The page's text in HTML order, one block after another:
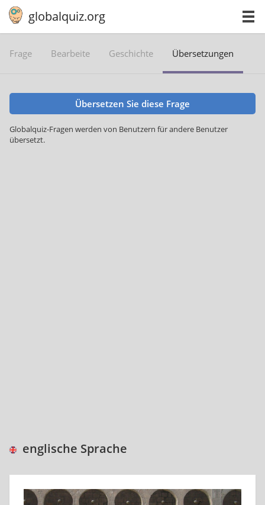
globalquiz.org
Frage Bearbeite Geschichte Übersetzungen
Übersetzen Sie diese Frage
Globalquiz-Fragen werden von Benutzern für andere Benutzer
übersetzt.
englische Sprache